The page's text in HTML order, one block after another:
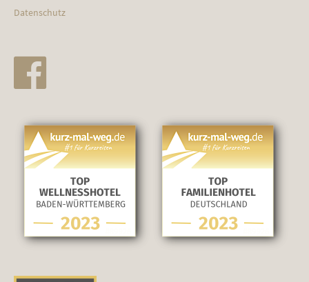
Datenschutz